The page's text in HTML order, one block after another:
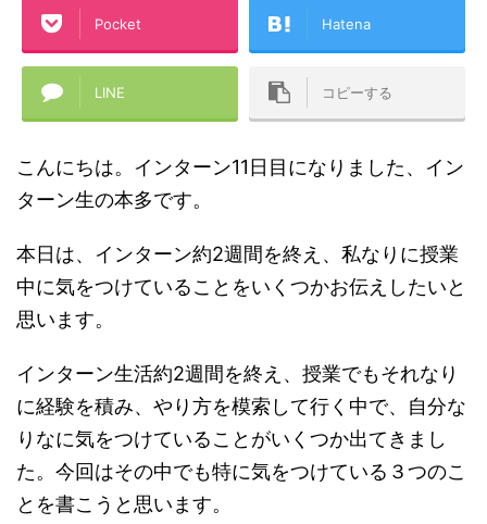
Pocket Hatena
LINE コピーする
こんにちは。インターン11日目になりました、イン
ターン生の本多です。
本日は、インターン約2週間を終え、私なりに授業
中に気をつけていることをいくつかお伝えしたいと
思います。
インターン生活約2週間を終え、授業でもそれなり
に経験を積み、やり方を模索して行く中で、自分な
りなに気をつけていることがいくつか出てきまし
た。今回はその中でも特に気をつけている３つのこ
とを書こうと思います。